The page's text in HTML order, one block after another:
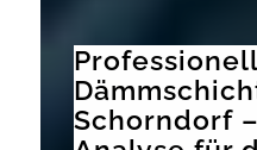
Schorndorf